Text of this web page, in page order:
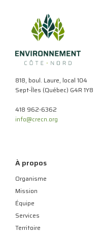
818, boul. Laure, local 104
Sept-Îles (Québec) G4R 1Y8
418 962-6362
info@crecn.org
À propos
Organisme
Mission
Équipe
Services
Territoire